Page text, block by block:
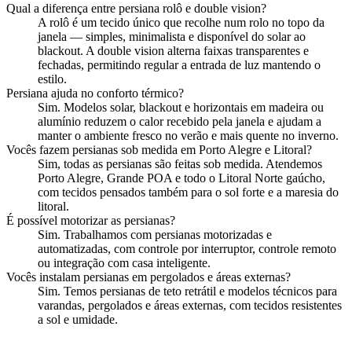
Qual a diferença entre persiana rolô e double vision?
A rolô é um tecido único que recolhe num rolo no topo da
janela — simples, minimalista e disponível do solar ao
blackout. A double vision alterna faixas transparentes e
fechadas, permitindo regular a entrada de luz mantendo o
estilo.
Persiana ajuda no conforto térmico?
Sim. Modelos solar, blackout e horizontais em madeira ou
alumínio reduzem o calor recebido pela janela e ajudam a
manter o ambiente fresco no verão e mais quente no inverno.
Vocês fazem persianas sob medida em Porto Alegre e Litoral?
Sim, todas as persianas são feitas sob medida. Atendemos
Porto Alegre, Grande POA e todo o Litoral Norte gaúcho,
com tecidos pensados também para o sol forte e a maresia do
litoral.
É possível motorizar as persianas?
Sim. Trabalhamos com persianas motorizadas e
automatizadas, com controle por interruptor, controle remoto
ou integração com casa inteligente.
Vocês instalam persianas em pergolados e áreas externas?
Sim. Temos persianas de teto retrátil e modelos técnicos para
varandas, pergolados e áreas externas, com tecidos resistentes
a sol e umidade.